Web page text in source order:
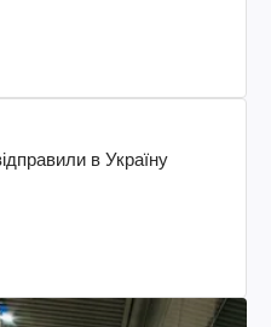
в Україну